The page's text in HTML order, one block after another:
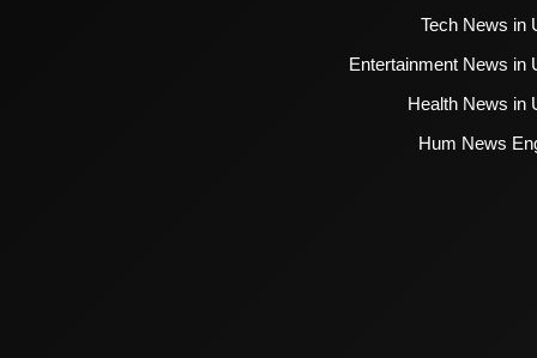
Tech News in
Entertainment News in
Health News in
Hum News